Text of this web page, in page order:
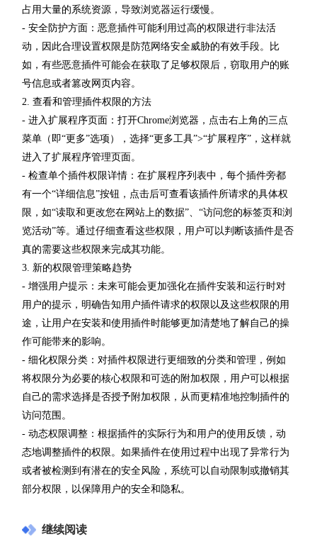
占用大量的系统资源，导致浏览器运行缓慢。
- 安全防护方面：恶意插件可能利用过高的权限进行非法活
动，因此合理设置权限是防范网络安全威胁的有效手段。比
如，有些恶意插件可能会在获取了足够权限后，窃取用户的账
号信息或者篡改网页内容。
2. 查看和管理插件权限的方法
- 进入扩展程序页面：打开Chrome浏览器，点击右上角的三点
菜单（即“更多”选项），选择“更多工具”>“扩展程序”，这样就
进入了扩展程序管理页面。
- 检查单个插件权限详情：在扩展程序列表中，每个插件旁都
有一个“详细信息”按钮，点击后可查看该插件所请求的具体权
限，如“读取和更改您在网站上的数据”、“访问您的标签页和浏
览活动”等。通过仔细查看这些权限，用户可以判断该插件是否
真的需要这些权限来完成其功能。
3. 新的权限管理策略趋势
- 增强用户提示：未来可能会更加强化在插件安装和运行时对
用户的提示，明确告知用户插件请求的权限以及这些权限的用
途，让用户在安装和使用插件时能够更加清楚地了解自己的操
作可能带来的影响。
- 细化权限分类：对插件权限进行更细致的分类和管理，例如
将权限分为必要的核心权限和可选的附加权限，用户可以根据
自己的需求选择是否授予附加权限，从而更精准地控制插件的
访问范围。
- 动态权限调整：根据插件的实际行为和用户的使用反馈，动
态地调整插件的权限。如果插件在使用过程中出现了异常行为
或者被检测到有潜在的安全风险，系统可以自动限制或撤销其
部分权限，以保障用户的安全和隐私。
继续阅读